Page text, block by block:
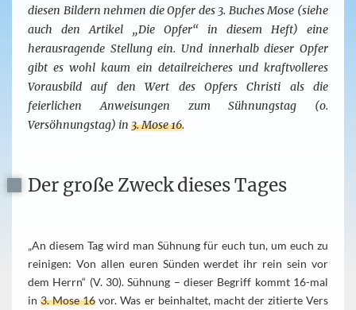
diesen Bildern nehmen die Opfer des 3. Buches Mose (siehe
auch den Artikel „Die Opfer“ in diesem Heft) eine
herausragende Stellung ein. Und innerhalb dieser Opfer
gibt es wohl kaum ein detailreicheres und kraftvolleres
Vorausbild auf den Wert des Opfers Christi als die
feierlichen Anweisungen zum Sühnungstag (o.
Versöhnungstag) in 3. Mose 16.
Der große Zweck dieses Tages
„An diesem Tag wird man Sühnung für euch tun, um euch zu
reinigen: Von allen euren Sünden werdet ihr rein sein vor
dem Herrn“ (V. 30). Sühnung – dieser Begriff kommt 16-mal
in3. Mose 16 vor. Was er beinhaltet, macht der zitierte Vers